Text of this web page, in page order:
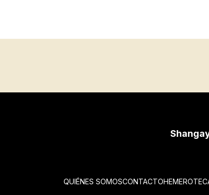
QUIÉNES SOMOSCONTACTO